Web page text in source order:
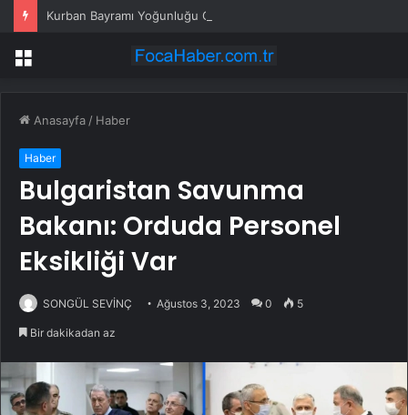
Kurban Bayramı Yoğunluğu Otogarları Doldurdu
Menü
Anasayfa / Haber
Haber
Bulgaristan Savunma
Bakanı: Orduda Personel
Eksikliği Var
SONGÜL SEVİNÇ Ağustos 3, 2023 0 5
Bir dakikadan az